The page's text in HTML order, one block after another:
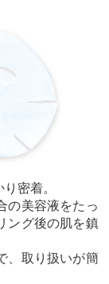
密着。
の美容液をたっ
ング後の肌を鎮
、取り扱いが簡